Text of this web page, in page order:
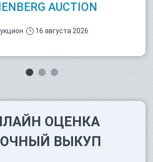
AUCTION
16 августа 2026
ОЦЕНКА
ВЫКУП